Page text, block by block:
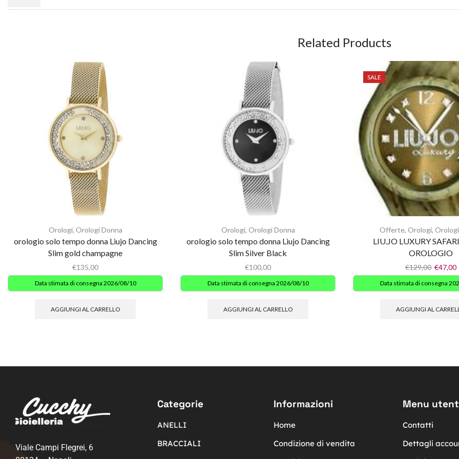
Related Products
Orologi, Orologi Donna
orologio solo tempo donna Liujo Dancing
Slim gold champagne
€135,00
Data stimata di consegna 2026/08/10
AGGIUNGI AL CARRELLO
Orologi, Orologi Donna
orologio solo tempo donna Liujo Dancing
Slim Silver Black
€100,00
Data stimata di consegna 2026/08/10
AGGIUNGI AL CARRELLO
SALE
Offerte, Orologi,
LIU.JO LUXURY
OROLOGIO
€129,00 €47,00
Data stimata di consegna
AGGIUNGI AL
Viale Campi Flegrei, 6
Categorie
ANELLI
BRACCIALI
Informazioni
Home
Condizione di vendita
Menu
Contatti
Dettagli